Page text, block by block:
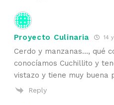
Proyecto Culinaria 14
Cerdo y manzanas…, qué
conocíamos Cuchillito y
vistazo y tiene muy buena
Reply